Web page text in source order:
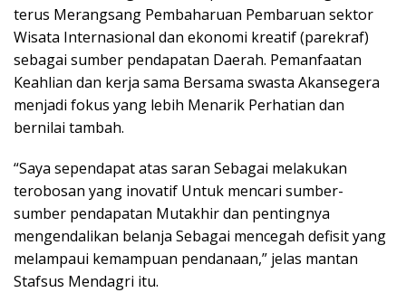
terus Merangsang Pembaharuan Pembaruan sektor
Wisata Internasional dan ekonomi kreatif (parekraf)
sebagai sumber pendapatan Daerah. Pemanfaatan
Keahlian dan kerja sama Bersama swasta Akansegera
menjadi fokus yang lebih Menarik Perhatian dan
bernilai tambah.
“Saya sependapat atas saran Sebagai melakukan
terobosan yang inovatif Untuk mencari sumber-
sumber pendapatan Mutakhir dan pentingnya
mengendalikan belanja Sebagai mencegah defisit yang
melampaui kemampuan pendanaan,” jelas mantan
Stafsus Mendagri itu.